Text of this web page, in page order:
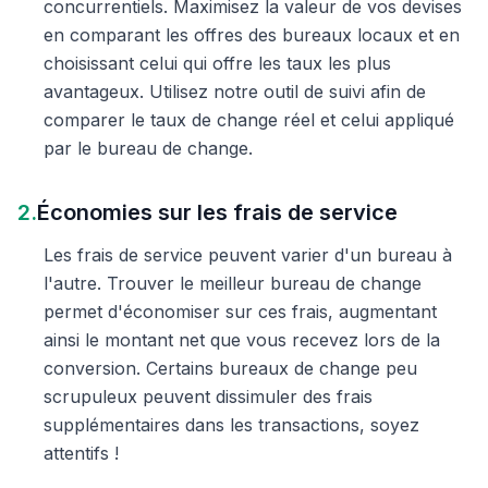
concurrentiels. Maximisez la valeur de vos devises
en comparant les offres des bureaux locaux et en
choisissant celui qui offre les taux les plus
avantageux. Utilisez notre outil de suivi afin de
comparer le taux de change réel et celui appliqué
par le bureau de change.
2.Économies sur les frais de service
Les frais de service peuvent varier d'un bureau à
l'autre. Trouver le meilleur bureau de change
permet d'économiser sur ces frais, augmentant
ainsi le montant net que vous recevez lors de la
conversion. Certains bureaux de change peu
scrupuleux peuvent dissimuler des frais
supplémentaires dans les transactions, soyez
attentifs !